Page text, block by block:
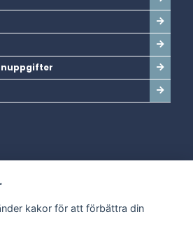
793 26 Leksand
00
kakor för att förbättra din